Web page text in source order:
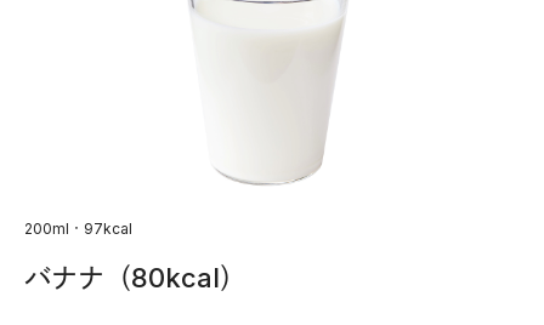
200ml・97kcal
バナナ（80kcal）